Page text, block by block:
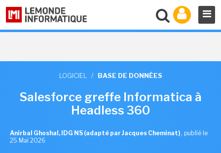
LOGICIEL / BASE DE DONNÉES
Salesforce greffe Informatica à
Headless 360
Anirbal Ghoshal, IDG NS (adapté par Jacques Cheminat) , publié le
25 Mai 2026